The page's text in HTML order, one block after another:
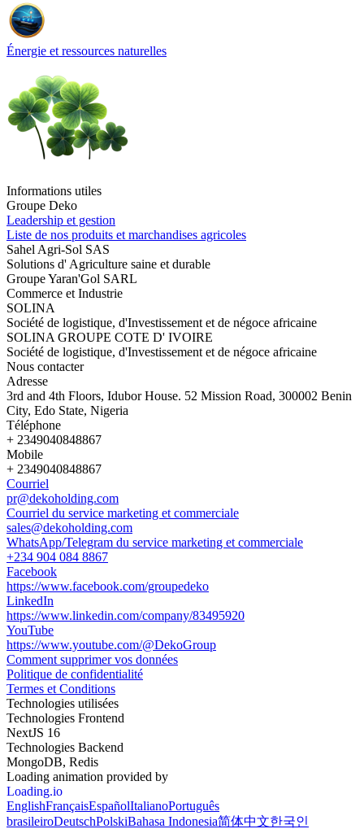
Énergie et ressources naturelles
Informations utiles
Groupe Deko
Leadership et gestion
Liste de nos produits et marchandises agricoles
Sahel Agri-Sol SAS
Solutions d' Agriculture saine et durable
Groupe Yaran'Gol SARL
Commerce et Industrie
SOLINA
Société de logistique, d'Investissement et de négoce africaine
SOLINA GROUPE COTE D' IVOIRE
Société de logistique, d'Investissement et de négoce africaine
Nous contacter
Adresse
3rd and 4th Floors, Idubor House. 52 Mission Road, 300002 Benin
City, Edo State, Nigeria
Téléphone
+ 2349040848867
Mobile
+ 2349040848867
Courriel
pr@dekoholding.com
Courriel du service marketing et commerciale
sales@dekoholding.com
WhatsApp/Telegram du service marketing et commerciale
+234 904 084 8867
Facebook
https://www.facebook.com/groupedeko
LinkedIn
https://www.linkedin.com/company/83495920
YouTube
https://www.youtube.com/@DekoGroup
Comment supprimer vos données
Politique de confidentialité
Termes et Conditions
Technologies utilisées
Technologies Frontend
NextJS 16
Technologies Backend
MongoDB, Redis
Loading animation provided by
Loading.io
EnglishFrançaisEspañolItalianoPortuguês
brasileiroDeutschPolskiBahasa Indonesia简体中文한국인